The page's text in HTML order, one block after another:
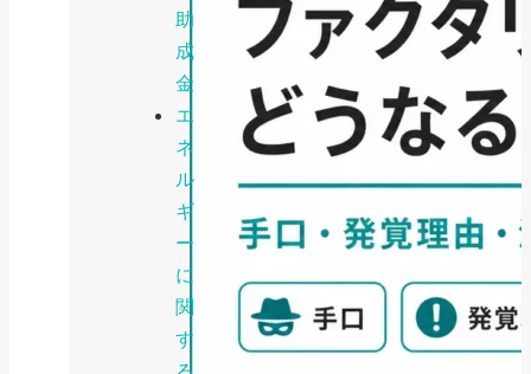
助
成
金
エ
ネ
ル
ギ
ー
に
関
す